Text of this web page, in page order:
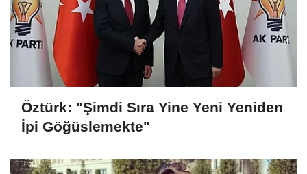
Öztürk: "Şimdi Sıra Yine Yeni Yeniden
İpi Göğüslemekte"